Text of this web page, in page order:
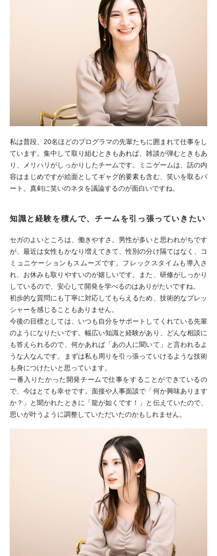
私は普段、20名ほどのプログラマの先輩たちに囲まれて仕事をし
ています。集中して取り組むときもあれば、雑談が弾むときもあ
り、メリハリがしっかりしたチームです。ミニゲームは、話の内
容はまじめですが絵面としてギャグ的要素も含む、笑いを取るパ
ート。真剣に笑いのネタを議論するのが面白いですね。
知識と経験を積んで、チームを引っ張っていきたい
セガのよいところは、働きやすさ。男性が多いと思われがちです
が、最近は女性もかなり増えてきて、性別の分け隔てはなく、コ
ミュニケーションもスムーズです。フレックスタイムも導入さ
れ、お休みも取りやすいのが嬉しいです。また、研修がしっかり
しているので、安心して開発を学べるのはありがたいですね。
初歩的な質問にも丁寧に対応してもらえるため、技術的なプレッ
シャーを感じることもありません。
今後の目標としては、いつも自分をサポートしてくれている先輩
のようになりたいです。幅広い知識と経験があり、どんな相談に
も答えられるので、何かあれば「あの人に聞いて」と言われるよ
うな人なんです。まずは私も周りを引っ張っていけるような技術
も身につけたいと思っています。
一番入りたかった開発チームで仕事をすることができているの
で、今はとても幸せです。面接や人事面談で「何か興味あります
か？」と聞かれたときに「龍が如くです！」と伝えていたので、
思いが叶うように調整していただいたのかもしれません。